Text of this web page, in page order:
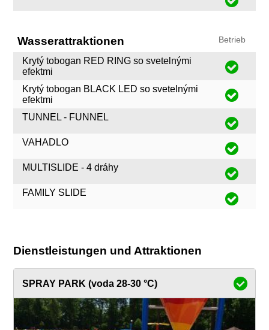
Wasserattraktionen Betrieb
Krytý tobogan RED RING so svetelnými
efektmi
Krytý tobogan BLACK LED so svetelnými
efektmi
TUNNEL - FUNNEL
VAHADLO
MULTISLIDE - 4 dráhy
FAMILY SLIDE
Dienstleistungen und Attraktionen
SPRAY PARK (voda 28-30 °C)